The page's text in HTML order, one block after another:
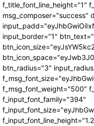
f_title_font_line_height="1"
msg_composer="success"
input_border="1"
btn_radius="3"
f_msg_font_weight="500"
f_input_font_family="394"